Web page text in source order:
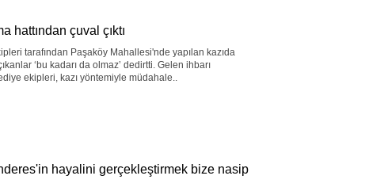
hattından çuval çıktı
tarafından Paşaköy Mahallesi'nde yapılan kazıda
‘bu kadarı da olmaz’ dedirtti. Gelen ihbarı
ekipleri, kazı yöntemiyle müdahale..
hayalini gerçekleştirmek bize nasip